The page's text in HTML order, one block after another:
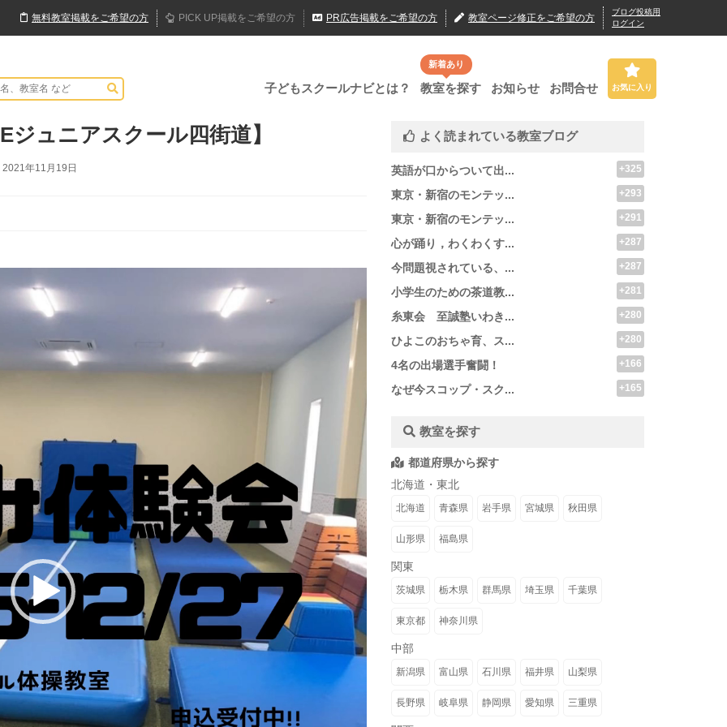
無料教室掲載をご希望の方 PICK UP掲載をご希望の方 PR広告掲載をご希望の方 教室ページ修正をご希望の方
ブログ投稿用
ログイン
子どもスクールナビとは？
新着あり
教室を探す お知らせ お問合せ お気に入り
ュニアスクール四街道】
2021年11月19日
よく読まれている教室ブログ
英語が口からついて出... +325
東京・新宿のモンテッ... +293
東京・新宿のモンテッ... +291
心が踊り，わくわくす... +287
今問題視されている、... +287
小学生のための茶道教... +281
糸東会 至誠塾いわき... +280
ひよこのおちゃ育、ス... +280
4名の出場選手奮闘！ +166
なぜ今スコップ・スク... +165
教室を探す
都道府県から探す
北海道・東北
北海道 青森県 岩手県 宮城県 秋田県
山形県 福島県
関東
茨城県 栃木県 群馬県 埼玉県 千葉県
東京都 神奈川県
中部
新潟県 富山県 石川県 福井県 山梨県
長野県 岐阜県 静岡県 愛知県 三重県